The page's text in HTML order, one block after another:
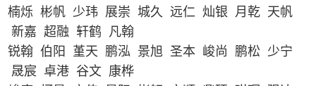
楠烁 彬帆 少玮 展崇 城久 远仁 灿银 月乾 天帆
新嘉 超融 轩鹤 凡翰
锐翰 伯阳 堇天 鹏泓 景旭 圣本 峻尚 鹏松 少宁
晟宸 卓港 谷文 康桦